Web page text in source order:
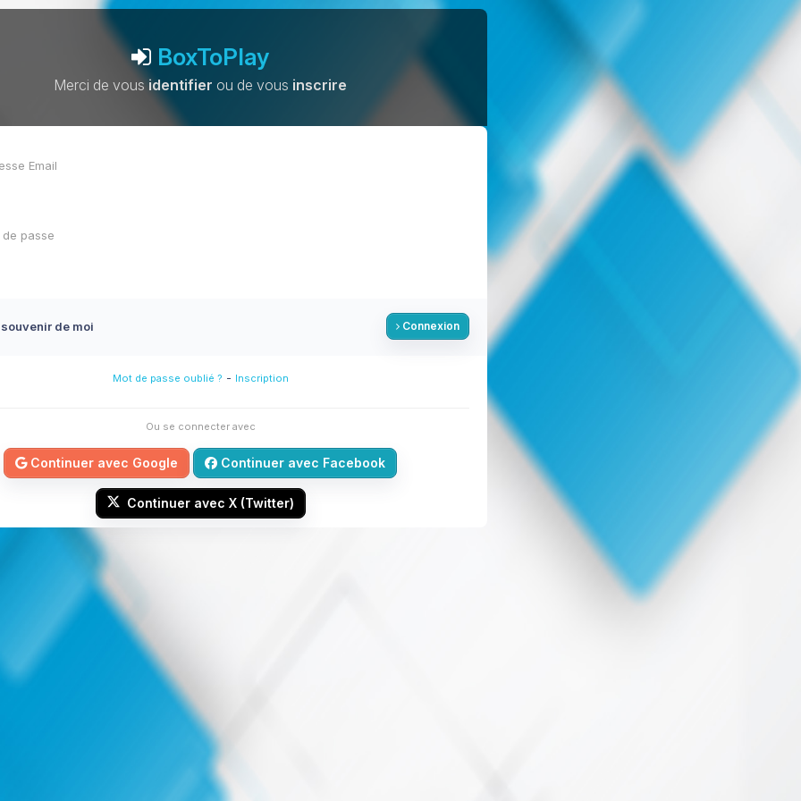
BoxToPlay
Merci de vousidentifier ou de vous inscrire
de moi Connexion
Mot de passe oublié ? - Inscription
Ou se connecter avec
Continuer avec Google Continuer avec Facebook
Continuer avec X (Twitter)